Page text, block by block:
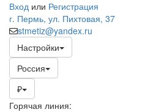
Вход или Регистрация
г. Пермь, ул. Пихтовая, 37
stmetiz@yandex.ru
Настройки
Россия
₽
Горячая линия: